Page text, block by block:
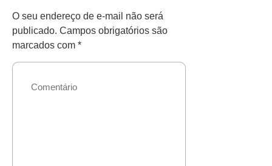
O seu endereço de e-mail não será
publicado. Campos obrigatórios são
marcados com *